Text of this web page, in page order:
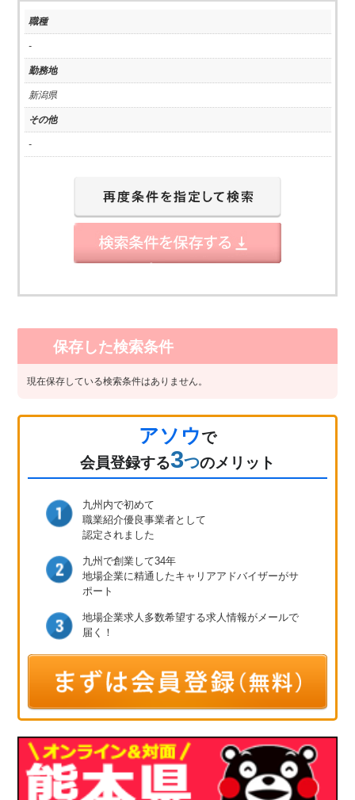
職種
-
勤務地
新潟県
その他
-
保存した検索条件
現在保存している検索条件はありません。
アソウで
会員登録する3つのメリット
九州内で初めて
職業紹介優良事業者として
認定されました
九州で創業して34年
地場企業に精通したキャリアアドバイザーがサ
ポート
地場企業求人多数希望する求人情報が メールで
届く！